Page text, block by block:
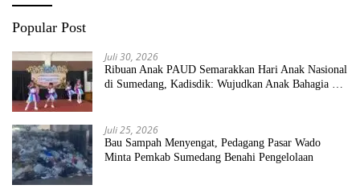
Popular Post
Juli 30, 2026
Ribuan Anak PAUD Semarakkan Hari Anak Nasional
di Sumedang, Kadisdik: Wujudkan Anak Bahagia dan
Juli 25, 2026
Bau Sampah Menyengat, Pedagang Pasar Wado
Minta Pemkab Sumedang Benahi Pengelolaan